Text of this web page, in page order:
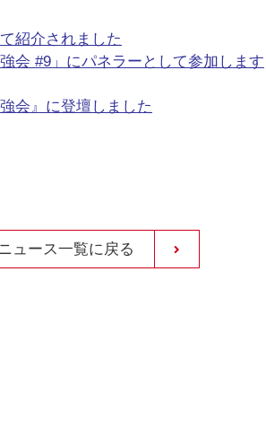
紹介されました
会 #9」にパネラーとして参加します
会』に登壇しました
ュース一覧に戻る